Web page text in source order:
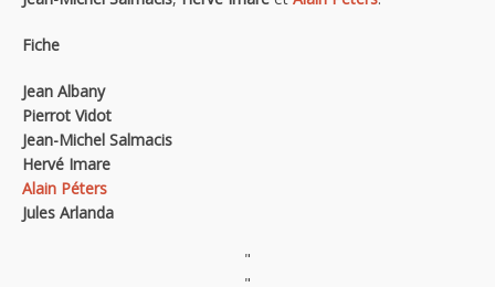
Fiche
Jean Albany
Pierrot Vidot
Jean-Michel Salmacis
Hervé Imare
Alain Péters
Jules Arlanda
"